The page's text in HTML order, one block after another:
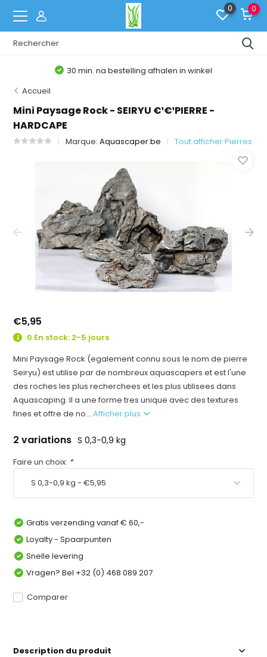
0 0
30 min. na bestelling afhalen in winkel
Accueil
Mini Paysage Rock - SEIRYU €¹€¹PIERRE -
HARDCAPE
Marque:Aquascaper.be Tout afficher Pierres
€5,95
0 En stock: 2-5 jours
Mini Paysage Rock (egalement connu sous le nom de pierre
Seiryu) est utilise par de nombreux aquascapers et est l'une
des roches les plus recherchees et les plus utilisees dans
Aquascaping. Il a une forme tres unique avec des textures
fines et offre de no...Afficher plus
2 variations S 0,3-0,9 kg
Faire un choix: *
Gratis verzending vanaf € 60,-
Loyalty - Spaarpunten
Snelle levering
Vragen? Bel +32 (0) 468 089 207
Comparer
Description du produit